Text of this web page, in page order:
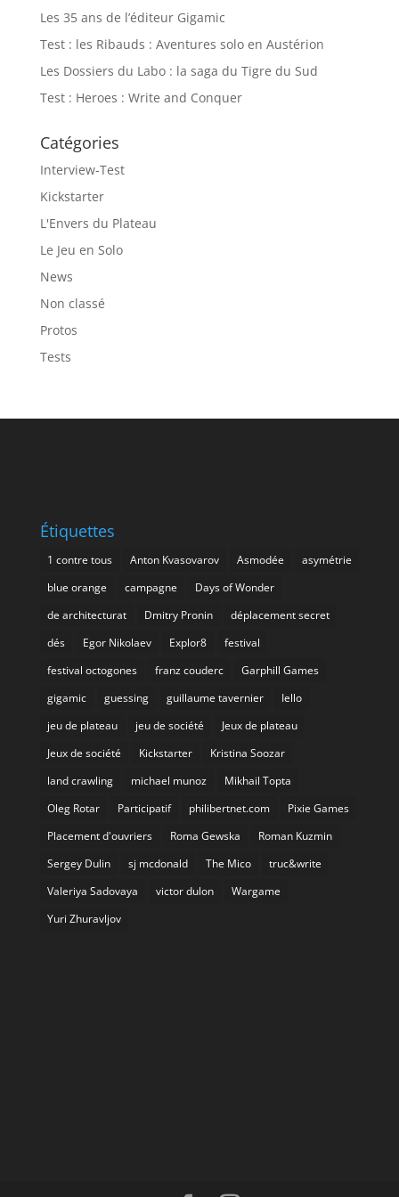
Les 35 ans de l’éditeur Gigamic
Test : les Ribauds : Aventures solo en Austérion
Les Dossiers du Labo : la saga du Tigre du Sud
Test : Heroes : Write and Conquer
Catégories
Interview-Test
Kickstarter
L'Envers du Plateau
Le Jeu en Solo
News
Non classé
Protos
Tests
Étiquettes
1 contre tous Anton Kvasovarov Asmodée
asymétrie
blue orange
campagne
Days of Wonder
de architecturat
Dmitry Pronin
déplacement secret
dés
Egor Nikolaev Explor8
festival
festival octogones
franz couderc
Garphill Games
gigamic
guessing guillaume tavernier
Iello
jeu de plateau
jeu de société
Jeux de plateau
Jeux de société
Kickstarter
Kristina Soozar
land crawling
michael munoz
Mikhail Topta
Oleg Rotar
Participatif philibertnet.com
Pixie Games
Placement d'ouvriers
Roma Gewska
Roman Kuzmin
Sergey Dulin
sj mcdonald The Mico
truc&write
Valeriya Sadovaya
victor dulon
Wargame
Yuri Zhuravljov